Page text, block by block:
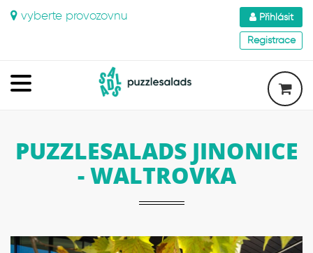
vyberte provozovnu
Přihlásit
Registrace
PUZZLESALADS JINONICE
- WALTROVKA